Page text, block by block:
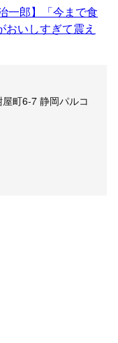
一郎】「今まで食
いしすぎて震え
町6-7 静岡パルコ